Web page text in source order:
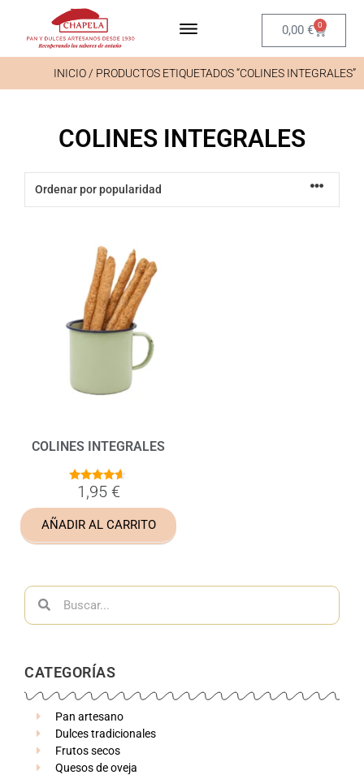
0,00 € 0
INICIO/ PRODUCTOS ETIQUETADOS “COLINES INTEGRALES”
COLINES INTEGRALES
CATEGORÍAS
Pan artesano
Dulces tradicionales
Frutos secos
Quesos de oveja
COLINES INTEGRALES
4.50
de 5
1,95 €
AÑADIR AL CARRITO